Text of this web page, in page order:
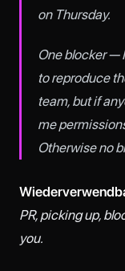
on Thursday.
One blocker —
to reproduce
team, but if
me
Otherwise no
PR, picking up,
you.